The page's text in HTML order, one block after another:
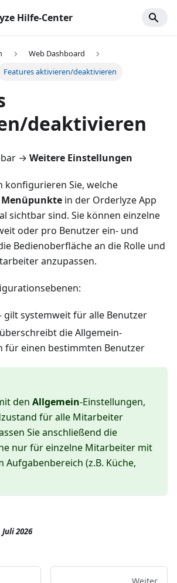
Hilfe-Center
Web Dashboard
Features aktivieren/deaktivieren
deaktivieren
→ Weitere Einstellungen
konfigurieren Sie, welche
Menüpunkte in der Orderlyze App
sichtbar sind. Sie können einzelne
oder pro Benutzer ein- und
Bedienoberfläche an die Rolle und
anzupassen.
systemweit für alle Benutzer
die Allgemein-
für einen bestimmten Benutzer
den Allgemein-Einstellungen,
für alle Mitarbeiter
Sie anschließend die
nur für einzelne Mitarbeiter mit
Aufgabenbereich (z.B. Küche,
Juli 2026
Weiter